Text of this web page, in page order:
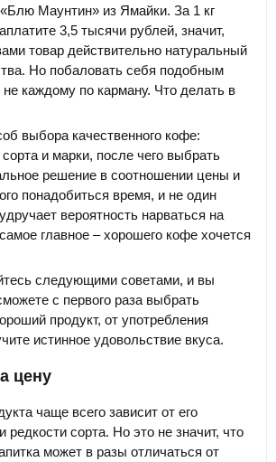
Маунтин» из Ямайки. За 1 кг
3,5 тысячи рублей, значит,
товар действительно натуральный
Но побаловать себя подобным
не каждому по карману. Что делать в
выбора качественного кофе:
и марки, после чего выбрать
решение в соотношении цены и
понадобиться время, и не один
вероятность нарваться на
главное – хорошего кофе хочется
следующими советами, и вы
с первого раза выбрать
продукт, от употребления
истинное удовольствие вкуса.
цену
чаще всего зависит от его
редкости сорта. Но это не значит, что
может в разы отличаться от